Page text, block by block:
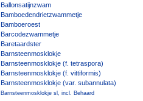
Ballonsatijnzwam
Bamboedendrietzwammetje
Bamboeroest
Barcodezwammetje
Baretaardster
Barnsteenmosklokje
Barnsteenmosklokje (f. tetraspora)
Barnsteenmosklokje (f. vittiformis)
Barnsteenmosklokje (var. subannulata)
Barnsteenmosklokje sl, incl. Behaard